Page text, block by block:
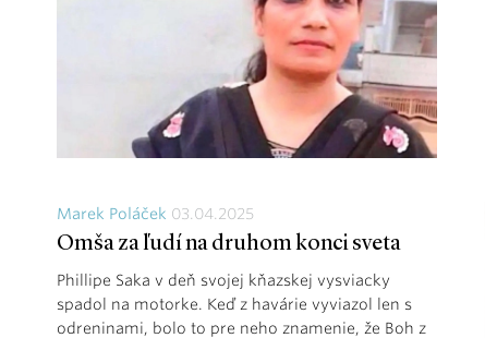
Marek Poláček 03.04.2025
Omša za ľudí na druhom konci sveta
Phillipe Saka v deň svojej kňazskej vysviacky
spadol na motorke. Keď z havárie vyviazol len s
odreninami, bolo to pre neho znamenie, že Boh z